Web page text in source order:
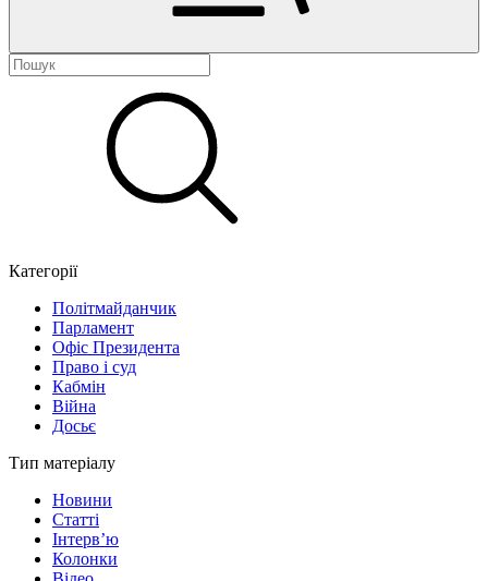
Категорії
Політмайданчик
Парламент
Офіс Президента
Право і суд
Кабмін
Війна
Досьє
Тип матеріалу
Новини
Статті
Інтерв’ю
Колонки